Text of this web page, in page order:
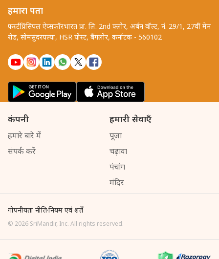
हमारा पता
फर्स्टप्रिंसिपल ऐप्सफॉरभारत प्रा. लि. 2nd फ्लोर, अर्बन वॉल्ट, नं. 29/1, 27वीं मेन
रोड, सोमसुंदरपल्या, HSR पोस्ट, बैंगलोर, कर्नाटक - 560102
कंपनी
हमारे बारे में
संपर्क करें
हमारी सेवाएँ
पूजा
चढ़ावा
पंचांग
मंदिर
गोपनीयता नीति·नियम एवं शर्तें
© 2026 SriMandir, Inc. All rights reserved.